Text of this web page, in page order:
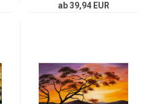
ab 39,94 EUR